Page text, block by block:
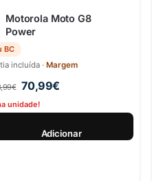
Motorola Moto G8
Power
BC
incluída · Margem
€ 70,99€
unidade!
Adicionar